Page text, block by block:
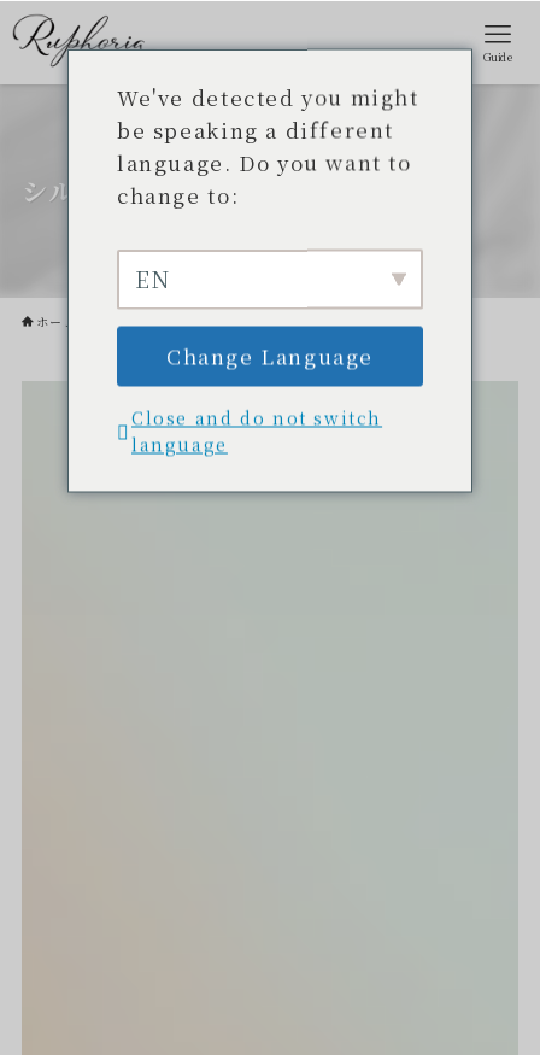
Guide
シルクパウダー
ホーム シルクパウダー
We've detected you might
be speaking a different
language. Do you want to
change to:
EN
Change Language
Close and do not switch
language